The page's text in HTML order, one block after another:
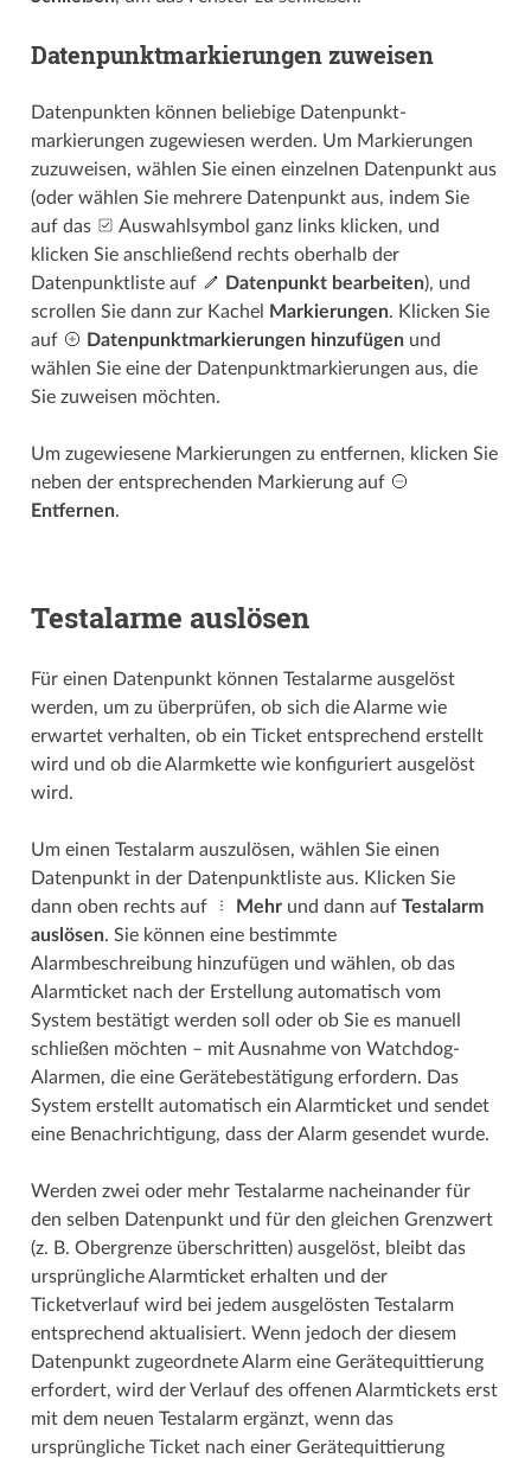
Datenpunktmarkierungen zuweisen
Datenpunkten können beliebige Datenpunkt­­
markierungen zugewiesen werden. Um Markierungen
zuzuweisen, wählen Sie einen einzelnen Datenpunkt aus
(oder wählen Sie mehrere Datenpunkt aus, indem Sie
auf das
Auswahlsymbol ganz links klicken, und
klicken Sie anschließend rechts oberhalb der
Datenpunktliste auf
Datenpunkt bearbeiten), und
scrollen Sie dann zur Kachel
Markierungen. Klicken Sie
auf
Datenpunkt­­markierungen hinzufügenund
wählen Sie eine der Datenpunkt­­markierungen aus, die
Sie zuweisen möchten.
Um zugewiesene Markierungen zu entfernen, klicken Sie
neben der entsprechenden Markierung auf
Entfernen.
Testalarme auslösen
Für einen Datenpunkt können Testalarme ausgelöst
werden, um zu überprüfen, ob sich die Alarme wie
erwartet verhalten, ob ein Ticket entsprechend erstellt
wird und ob die Alarmkette wie konfiguriert ausgelöst
wird.
Um einen Testalarm auszulösen, wählen Sie einen
Datenpunkt in der Datenpunktliste aus. Klicken Sie
dann oben rechts auf
Mehrund dann auf Testalarm
auslösen. Sie können eine bestimmte
Alarmbeschreibung hinzufügen und wählen, ob das
Alarmticket nach der Erstellung automatisch vom
System bestätigt werden soll oder ob Sie es manuell
schließen möchten – mit Ausnahme von Watchdog-
Alarmen, die eine Gerätebestätigung erfordern. Das
System erstellt automatisch ein Alarmticket und sendet
eine Benachrichtigung, dass der Alarm gesendet wurde.
Werden zwei oder mehr Testalarme nacheinander für
den selben Datenpunkt und für den gleichen Grenzwert
(z. B. Obergrenze überschritten) ausgelöst, bleibt das
ursprüngliche Alarmticket erhalten und der
Ticketverlauf wird bei jedem ausgelösten Testalarm
entsprechend aktualisiert. Wenn jedoch der diesem
Datenpunkt zugeordnete Alarm eine Gerätequittierung
erfordert, wird der Verlauf des offenen Alarmtickets erst
mit dem neuen Testalarm ergänzt, wenn das
ursprüngliche Ticket nach einer Gerätequittierung